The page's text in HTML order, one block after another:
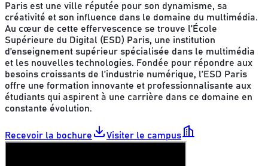
Paris est une ville réputée pour son dynamisme, sa
créativité et son influence dans le domaine du multimédia.
Au cœur de cette effervescence se trouve l’École
Supérieure du Digital (ESD) Paris, une institution
d’enseignement supérieur spécialisée dans le multimédia
et les nouvelles technologies. Fondée pour répondre aux
besoins croissants de l’industrie numérique, l’ESD Paris
offre une formation innovante et professionnalisante aux
étudiants qui aspirent à une carrière dans ce domaine en
constante évolution.
Recevoir la bochure Visiter le campus